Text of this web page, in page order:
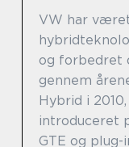
VW har
og forbedret
gennem
Hybrid i
introduceret
GTE og